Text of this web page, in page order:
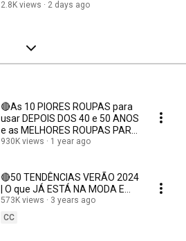
Maga Moda
2.8K views 2 days ago
🔴As 10 PIORES ROUPAS para
usar DEPOIS DOS 40 e 50 ANOS
e as MELHORES ROUPAS PARA
USAR NO LUGAR!
930K views 1 year ago
🔴50 TENDÊNCIAS VERÃO 2024
| O que JÁ ESTÁ NA MODA E
VAI BOMBAR na PRIMAVERA
VERÃO 2024 | Maga Moda
573K views
3 years ago
CC